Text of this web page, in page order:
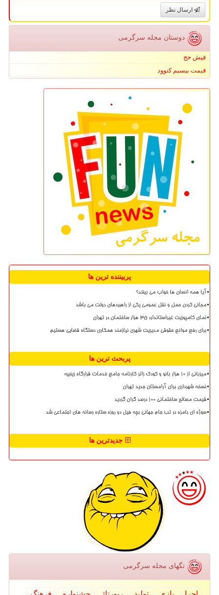
ارسال نظر
دوستان مجله سرگرمی
فیش حج
قیمت بیسیم کنوود
پربیننده ترین ها
آیا همه انسان ها خواب می بینند؟
مجانی کردن حمل و نقل عمومی یکی از راهبردهای دولت می باشد
نمای کامپوزیت غیراستاندارد ۳۵ هزار ساختمان در تهران
برای رفع موانع حقوقی مدیریت شهری نیازمند همکاری دستگاه قضایی هستیم
پربحث ترین ها
میزبانی از ۱۰ هزار بانو و کودک زائر کارنامه جامع خدمات قرارگاه زینبیه
نسخه شهرداری برای آرامستان جدید تهران
قیمت مصالح ساختمانی ۱۰۰ درصد گران گردید
سوژه ای بامزه در تب جام جهانی بچه فیل دو روزه ستاره رسانه های اجتماعی شد
جدیدترین ها
تگهای مجله سرگرمی